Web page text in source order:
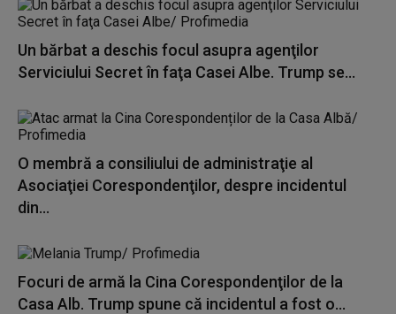
Un bărbat a deschis focul asupra agenţilor
Serviciului Secret în faţa Casei Albe. Trump se...
O membră a consiliului de administraţie al
Asociaţiei Corespondenţilor, despre incidentul
din...
Focuri de armă la Cina Corespondenţilor de la
Casa Alb. Trump spune că incidentul a fost o...